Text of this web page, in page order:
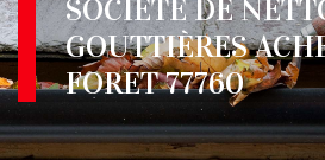
SOCIÉTÉ DE
GOUTTIÈRES
FORET 77760